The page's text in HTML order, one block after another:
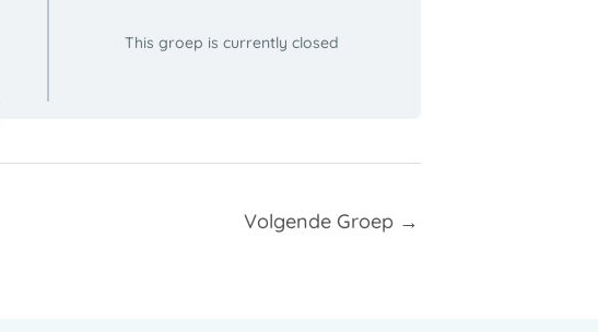
This groep is currently closed
Volgende Groep →